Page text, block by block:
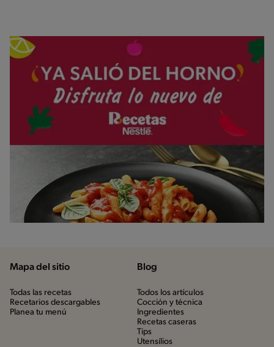
Mapa del sitio
Todas las recetas
Recetarios descargables
Planea tu menú
Blog
Todos los artículos
Cocción y técnica
Ingredientes
Recetas caseras
Tips
Utensílios